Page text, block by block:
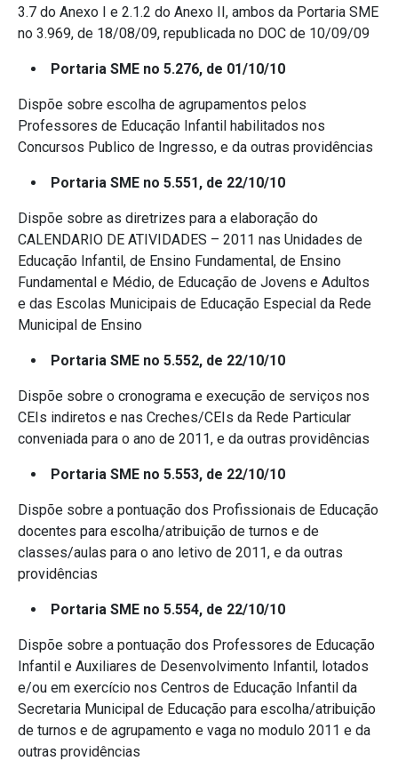
3.7 do Anexo I e 2.1.2 do Anexo II, ambos da Portaria SME
no 3.969, de 18/08/09, republicada no DOC de 10/09/09
Portaria SME no 5.276, de 01/10/10
Dispõe sobre escolha de agrupamentos pelos
Professores de Educação Infantil habilitados nos
Concursos Publico de Ingresso, e da outras providências
Portaria SME no 5.551, de 22/10/10
Dispõe sobre as diretrizes para a elaboração do
CALENDARIO DE ATIVIDADES – 2011 nas Unidades de
Educação Infantil, de Ensino Fundamental, de Ensino
Fundamental e Médio, de Educação de Jovens e Adultos
e das Escolas Municipais de Educação Especial da Rede
Municipal de Ensino
Portaria SME no 5.552, de 22/10/10
Dispõe sobre o cronograma e execução de serviços nos
CEIs indiretos e nas Creches/CEIs da Rede Particular
conveniada para o ano de 2011, e da outras providências
Portaria SME no 5.553, de 22/10/10
Dispõe sobre a pontuação dos Profissionais de Educação
docentes para escolha/atribuição de turnos e de
classes/aulas para o ano letivo de 2011, e da outras
providências
Portaria SME no 5.554, de 22/10/10
Dispõe sobre a pontuação dos Professores de Educação
Infantil e Auxiliares de Desenvolvimento Infantil, lotados
e/ou em exercício nos Centros de Educação Infantil da
Secretaria Municipal de Educação para escolha/atribuição
de turnos e de agrupamento e vaga no modulo 2011 e da
outras providências